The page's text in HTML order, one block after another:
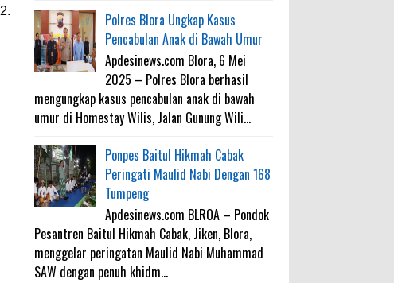
Polres Blora Ungkap Kasus
Pencabulan Anak di Bawah Umur
Apdesinews.com Blora, 6 Mei
2025 – Polres Blora berhasil
mengungkap kasus pencabulan anak di bawah
umur di Homestay Wilis, Jalan Gunung Wili...
Ponpes Baitul Hikmah Cabak
Peringati Maulid Nabi Dengan 168
Tumpeng
Apdesinews.com BLROA – Pondok
Pesantren Baitul Hikmah Cabak, Jiken, Blora,
menggelar peringatan Maulid Nabi Muhammad
SAW dengan penuh khidm...